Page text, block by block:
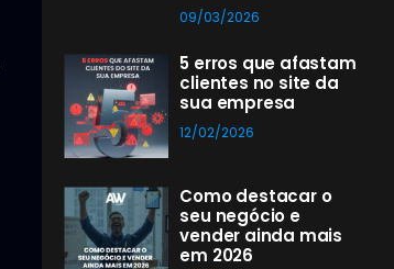
09/03/2026
5 erros que afastam
clientes no site da
sua empresa
12/02/2026
Como destacar o
seu negócio e
vender ainda mais
em 2026